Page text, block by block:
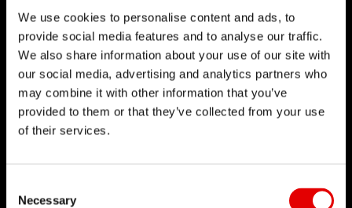
We use cookies to personalise content and ads, to
provide social media features and to analyse our traffic.
We also share information about your use of our site with
our social media, advertising and analytics partners who
may combine it with other information that you’ve
provided to them or that they’ve collected from your use
of their services.
Necessary